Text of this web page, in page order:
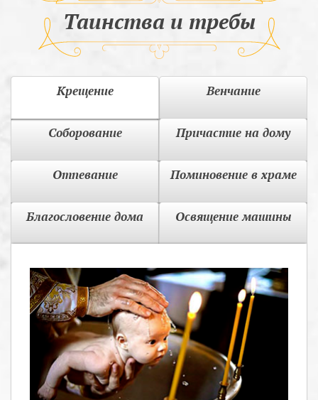
Таинства и требы
Крещение Венчание
Соборование Причастие на дому
Отпевание Поминовение в храме
Благословение дома Освящение машины